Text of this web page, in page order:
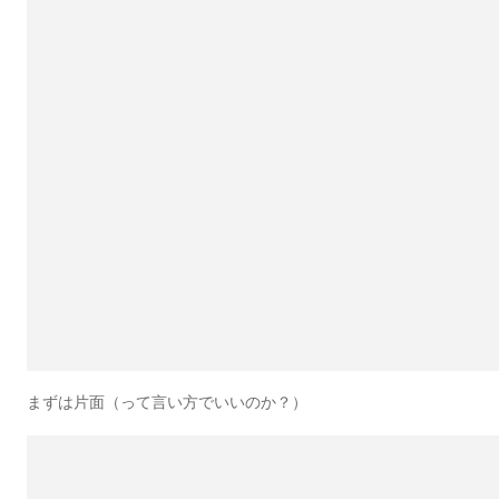
まずは片面（って言い方でいいのか？）